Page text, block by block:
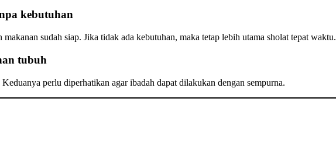
kebutuhan
sudah siap. Jika tidak ada kebutuhan, maka tetap lebih utama sholat tepat waktu.
tubuh
perlu diperhatikan agar ibadah dapat dilakukan dengan sempurna.